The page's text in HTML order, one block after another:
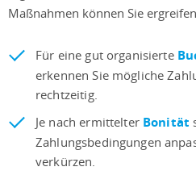
Maßnahmen können Sie
Für eine gut organisierte
erkennen Sie mögliche
rechtzeitig.
Je nach ermittelter Bonität
Zahlungsbedingungen
verkürzen.